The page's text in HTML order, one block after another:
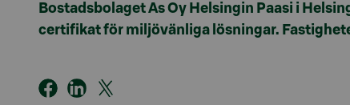
Bostadsbolaget As Oy Helsingin Paasi i
certifikat för miljövänliga lösningar.